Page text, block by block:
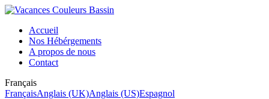
Accueil
Nos Hébérgements
A propos de nous
Contact
Français
FrançaisAnglais (UK)Anglais (US)Espagnol